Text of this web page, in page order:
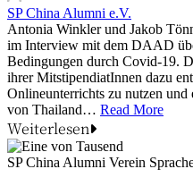
SP China Alumni e.V.
Antonia Winkler und Jakob
im Interview mit dem DAAD
Bedingungen durch Covid-19.
ihrer MitstipendiatInnen dazu
Onlineunterrichts zu nutzen und
von Thailand… Read More
Weiterlesen
SP China Alumni Verein